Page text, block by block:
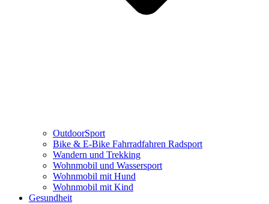
OutdoorSport
Bike & E-Bike Fahrradfahren Radsport
Wandern und Trekking
Wohnmobil und Wassersport
Wohnmobil mit Hund
Wohnmobil mit Kind
Gesundheit